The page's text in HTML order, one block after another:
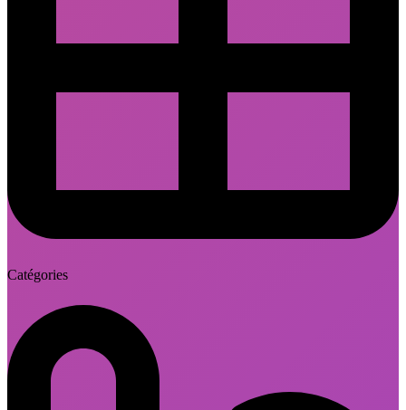
Catégories